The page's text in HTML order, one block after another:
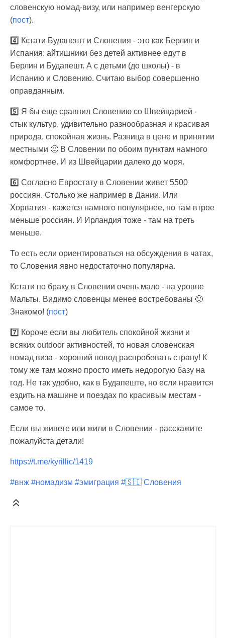
словенскую номад-визу, или например венгерскую
(пост).
4️⃣ Кстати Будапешт и Словения - это как Берлин и
Испания: айтишники без детей активнее едут в
Берлин и Будапешт. А с детьми (до школы) - в
Испанию и Словению. Считаю выбор совершенно
оправданным.
5️⃣ Я бы еще сравнил Словению со Швейцарией -
стык культур, удивительно разнообразная и красивая
природа, спокойная жизнь. Разница в цене и принятии
местными 🙂 В Словении по обоим пунктам намного
комфортнее. И из Швейцарии далеко до моря.
6️⃣ Согласно Евростату в Словении живет 5500
россиян. Столько же например в Дании. Или
Хорватия - кажется намного популярнее, но там втрое
меньше россиян. И Ирландия тоже - там на треть
меньше.
То есть если ориентироваться на обсуждения в чатах,
то Словения явно недостаточно популярна.
Кстати по браку в Словении очень мало - на уровне
Мальты. Видимо словенцы менее востребованы 🙂
Знакомо! (пост)
7️⃣ Короче если вы любитель спокойной жизни и
всяких outdoor активностей, то новая словенская
номад виза - хороший повод распробовать страну! К
тому же там можно просто иметь недорогую базу на
год. Не так удобно, как в Будапеште, но если нравится
ездить на машине и поездах по красивым местам -
самое то.
Если вы живете или жили в Словении - расскажите
пожалуйста детали!
https://t.me/kyrillic/1419
#внж #номадизм #эмиграция #🇸🇮 Словения